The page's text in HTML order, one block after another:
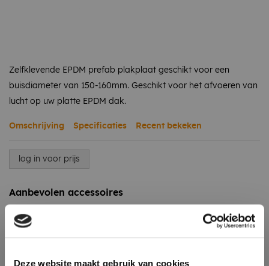
Deze website maakt gebruik van cookies
Zelfklevende EPDM prefab plakplaat geschikt voor een
buisdiameter van 150-160mm. Geschikt voor het afvoeren van
lucht op uw platte EPDM dak.
Omschrijving Specificaties Recent bekeken
log in voor prijs
Aanbevolen accessoires